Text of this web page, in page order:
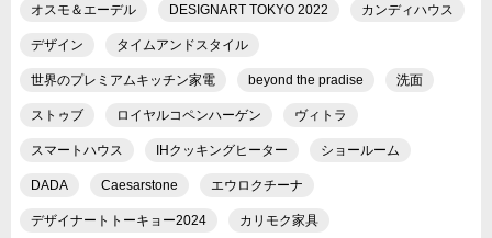
オスモ＆エーデル DESIGNART TOKYO 2022 カンディハウス
デザイン タイムアンドスタイル
世界のプレミアムキッチン家電 beyond the pradise 洗面
ストゥブ ロイヤルコペンハーゲン ヴィトラ
スマートハウス IHクッキングヒーター ショールーム
DADA Caesarstone エウロクチーナ
デザイナートトーキョー2024 カリモク家具